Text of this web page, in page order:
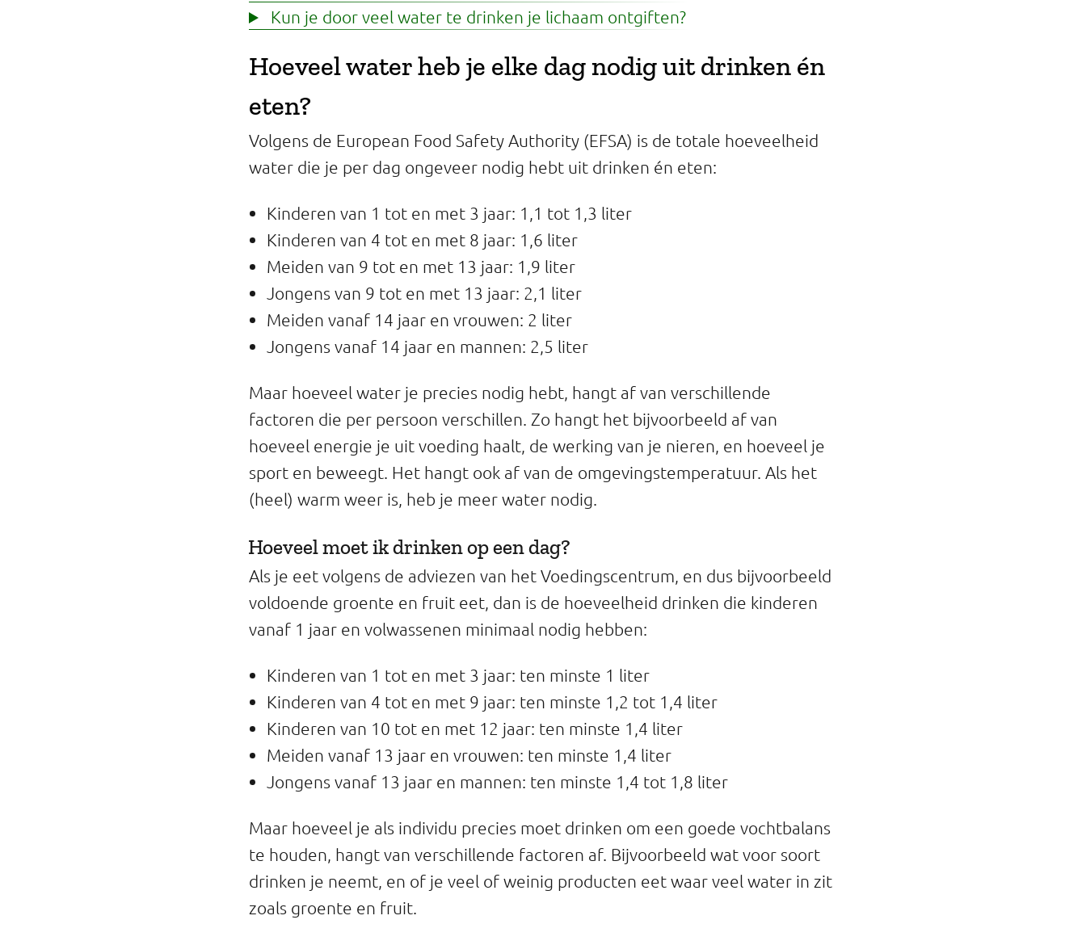
Kun je door veel water te drinken je lichaam ontgiften?
Hoeveel water heb je elke dag nodig uit drinken én
eten?
Volgens de European Food Safety Authority (EFSA) is de totale hoeveelheid
water die je per dag ongeveer nodig hebt uit drinken én eten:
Kinderen van 1 tot en met 3 jaar: 1,1 tot 1,3 liter
Kinderen van 4 tot en met 8 jaar: 1,6 liter
Meiden van 9 tot en met 13 jaar: 1,9 liter
Jongens van 9 tot en met 13 jaar: 2,1 liter
Meiden vanaf 14 jaar en vrouwen: 2 liter
Jongens vanaf 14 jaar en mannen: 2,5 liter
Maar hoeveel water je precies nodig hebt, hangt af van verschillende
factoren die per persoon verschillen. Zo hangt het bijvoorbeeld af van
hoeveel energie je uit voeding haalt, de werking van je nieren, en hoeveel je
sport en beweegt. Het hangt ook af van de omgevingstemperatuur. Als het
(heel) warm weer is, heb je meer water nodig.
Hoeveel moet ik drinken op een dag?
Als je eet volgens de adviezen van het Voedingscentrum, en dus bijvoorbeeld
voldoende groente en fruit eet, dan is de hoeveelheid drinken die kinderen
vanaf 1 jaar en volwassenen minimaal nodig hebben:
Kinderen van 1 tot en met 3 jaar: ten minste 1 liter
Kinderen van 4 tot en met 9 jaar: ten minste 1,2 tot 1,4 liter
Kinderen van 10 tot en met 12 jaar: ten minste 1,4 liter
Meiden vanaf 13 jaar en vrouwen: ten minste 1,4 liter
Jongens vanaf 13 jaar en mannen: ten minste 1,4 tot 1,8 liter
Maar hoeveel je als individu precies moet drinken om een goede vochtbalans
te houden, hangt van verschillende factoren af. Bijvoorbeeld wat voor soort
drinken je neemt, en of je veel of weinig producten eet waar veel water in zit
zoals groente en fruit.